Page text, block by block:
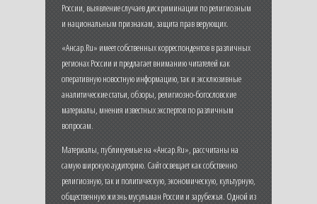
России, выявление случаев дискриминации по религиозным
и национальным признакам, защита прав верующих.
«Ансар.Ru» имеет собственных корреспондентов в различных
регионах России и предлагает вниманию читателей как
оперативную новостную информацию, так и эксклюзивные
аналитические статьи, обзоры, религиозно-богословские
материалы, мнения известных экспертов по различным
вопросам.
Материалы, публикуемые на «Ансар.Ru», рассчитаны на
самую широкую аудиторию. Сайт освещает как собственно
религиозную, так и политическую, экономическую, культурную,
общественную жизнь мусульман России и зарубежья. Одной из